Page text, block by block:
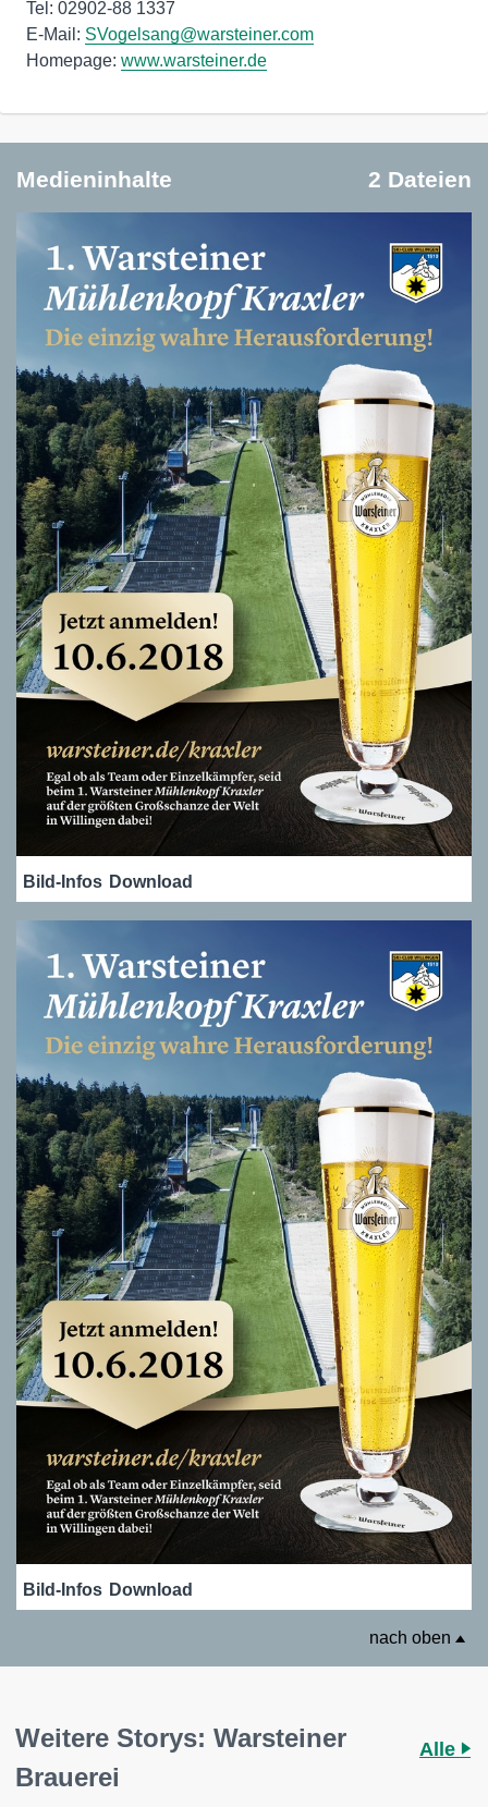
Tel: 02902-88 1337
E-Mail: SVogelsang@warsteiner.com
Homepage: www.warsteiner.de
Medieninhalte 2 Dateien
Bild-Infos Download
Bild-Infos Download
nach oben
Weitere Storys: Warsteiner
Brauerei
Alle